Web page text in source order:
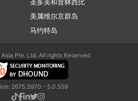
圣多美和普林西比
美属维尔京群岛
马约特岛
Pte. Ltd. All rights Reserved.
2675.3970 - 5.0.559